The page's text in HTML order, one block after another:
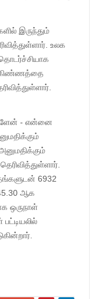
இருந்தும்
உலக
கிண்ணத்தை
- என்னை
6932
ஆக
ஒருநாள்